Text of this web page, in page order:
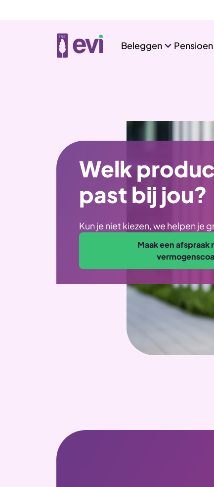
Beleggen Pensioen
Welk
past bij jou?
Kun je niet kiezen, we helpen je
Maak een afspraak